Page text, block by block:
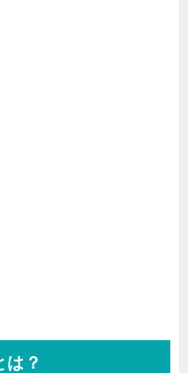
は？